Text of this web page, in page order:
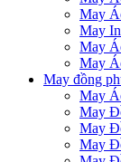
May
May
May
May
May đồng
May
May
May
May